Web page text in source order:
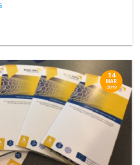
14
MAR
2019